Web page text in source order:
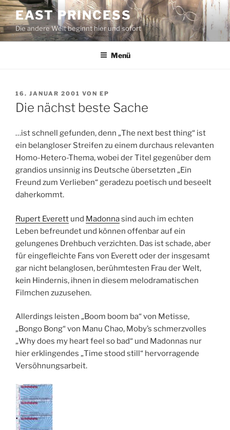
Zum
Inhalt
springen
EAST PRINCESS
Die andere Welt beginnt hier und sofort
Menü
VERÖFFENTLICHT
AM
16. JANUAR 2001 VON EP
Die nächst beste Sache
…ist schnell gefunden, denn „The next best thing“ ist
ein belangloser Streifen zu einem durchaus relevanten
Homo-Hetero-Thema, wobei der Titel gegenüber dem
grandios unsinnig ins Deutsche übersetzten „Ein
Freund zum Verlieben“ geradezu poetisch und beseelt
daherkommt.
Rupert Everett und Madonnasind auch im echten
Leben befreundet und können offenbar auf ein
gelungenes Drehbuch verzichten. Das ist schade, aber
für eingefleichte Fans von Everett oder der insgesamt
gar nicht belanglosen, berühmtesten Frau der Welt,
kein Hindernis, ihnen in diesem melodramatischen
Filmchen zuzusehen.
Allerdings leisten „Boom boom ba“ von Metisse,
„Bongo Bong“ von Manu Chao, Moby’s schmerzvolles
„Why does my heart feel so bad“ und Madonnas nur
hier erklingendes „Time stood still“ hervorragende
Versöhnungsarbeit.